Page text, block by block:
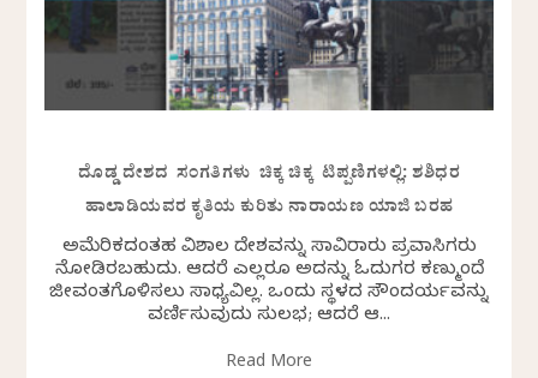
ದೊಡ್ಡ ದೇಶದ ಸಂಗತಿಗಳು ಚಿಕ್ಕ ಚಿಕ್ಕ ಟಿಪ್ಪಣಿಗಳಲ್ಲಿ: ಶಶಿಧರ
ಹಾಲಾಡಿಯವರ ಕೃತಿಯ ಕುರಿತು ನಾರಾಯಣ ಯಾಜಿ ಬರಹ
ಅಮೆರಿಕದಂತಹ ವಿಶಾಲ ದೇಶವನ್ನು ಸಾವಿರಾರು ಪ್ರವಾಸಿಗರು
ನೋಡಿರಬಹುದು. ಆದರೆ ಎಲ್ಲರೂ ಅದನ್ನು ಓದುಗರ ಕಣ್ಮುಂದೆ
ಜೀವಂತಗೊಳಿಸಲು ಸಾಧ್ಯವಿಲ್ಲ. ಒಂದು ಸ್ಥಳದ ಸೌಂದರ್ಯವನ್ನು
ವರ್ಣಿಸುವುದು ಸುಲಭ; ಆದರೆ ಆ...
Read More